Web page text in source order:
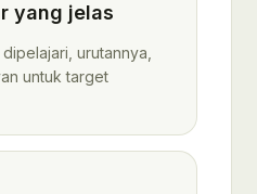
yang jelas
urutannya,
untuk target